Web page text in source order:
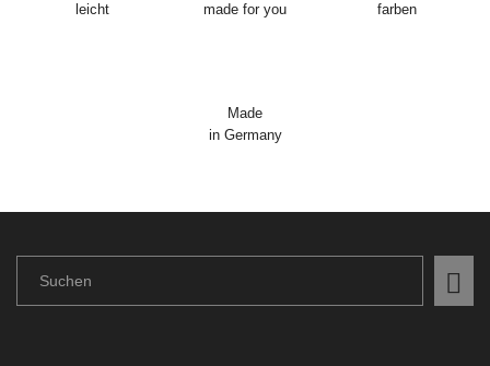
leicht made for you farben
Made
in Germany